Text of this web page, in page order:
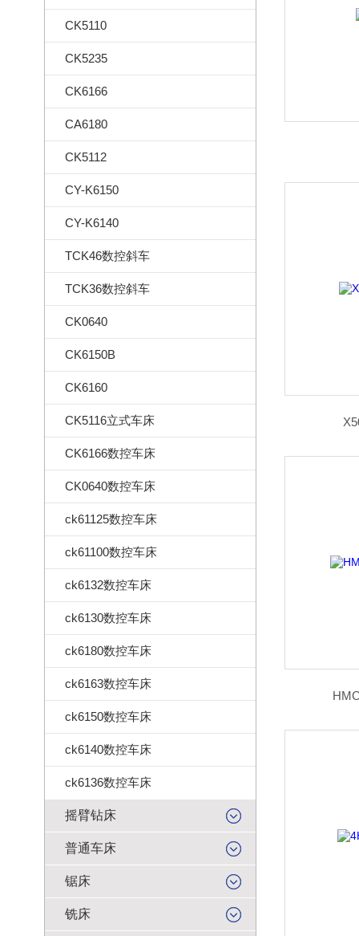
CK5110
CK5235
CK6166
CA6180
CK5112
CY-K6150
CY-K6140
TCK46数控斜车
TCK36数控斜车
CK0640
CK6150B
CK6160
CK5116立式车床
CK6166数控车床
CK0640数控车床
ck61125数控车床
ck61100数控车床
ck6132数控车床
ck6130数控车床
ck6180数控车床
ck6163数控车床
ck6150数控车床
ck6140数控车床
ck6136数控车床
摇臂钻床
普通车床
锯床
铣床